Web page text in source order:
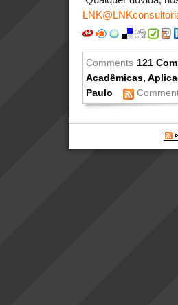
Comments 121
Acadêmicas,
Paulo